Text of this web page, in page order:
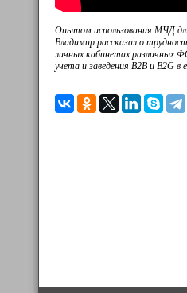
Опытом использования МЧД
Владимир рассказал о
личных кабинетах различных
учета и заведения B2B и B2G в